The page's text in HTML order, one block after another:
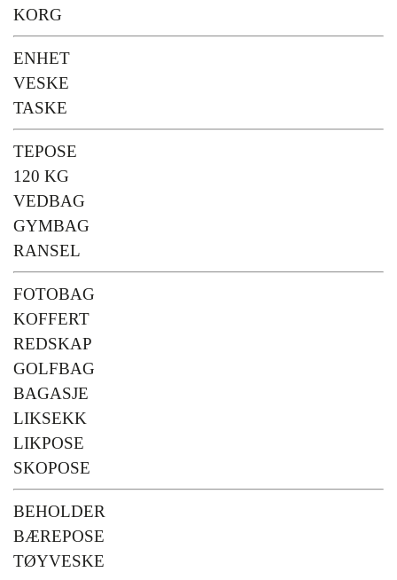
KORG
ENHET
VESKE
TASKE
TEPOSE
120 KG
VEDBAG
GYMBAG
RANSEL
FOTOBAG
KOFFERT
REDSKAP
GOLFBAG
BAGASJE
LIKSEKK
LIKPOSE
SKOPOSE
BEHOLDER
BÆREPOSE
TØYVESKE